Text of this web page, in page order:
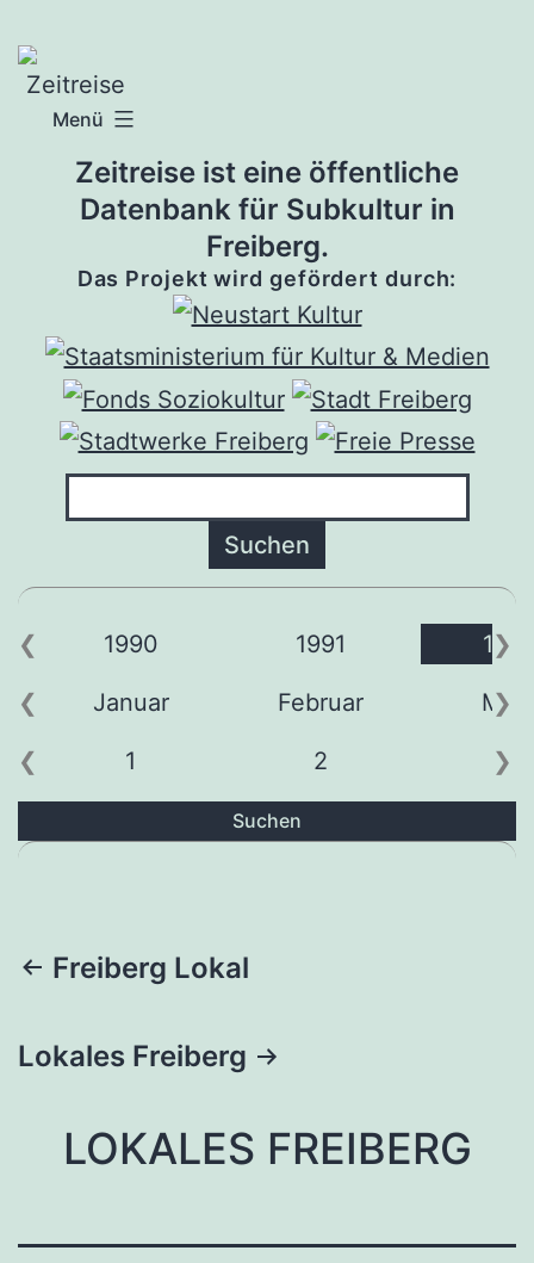
Inhalt
springen
Menü
Zeitreise ist eine öffentliche
Datenbank für Subkultur in
Freiberg.
Das Projekt wird gefördert durch:
1990 1991
Januar Februar
1 2 3
Suchen
Beitragsnavigation
Freiberg Lokal
Lokales Freiberg
LOKALES FREIBERG